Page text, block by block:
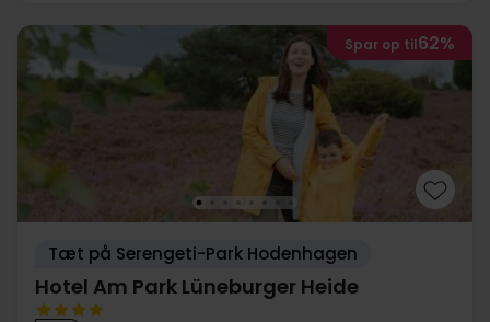
Spar op til62%
Tæt på Serengeti-Park Hodenhagen
Hotel Am Park Lüneburger Heide